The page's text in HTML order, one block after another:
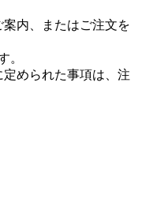
内、またはご注文を
。
められた事項は、注